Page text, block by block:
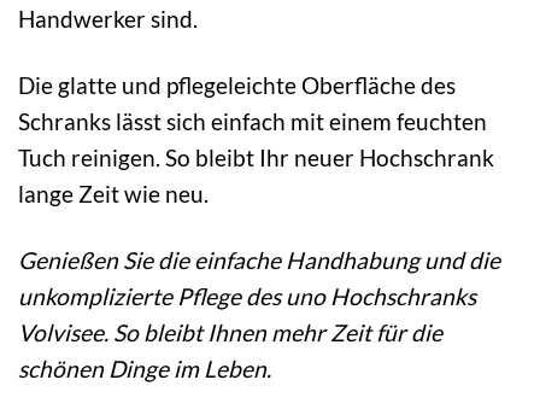
Handwerker sind.
Die glatte und pflegeleichte Oberfläche des
Schranks lässt sich einfach mit einem feuchten
Tuch reinigen. So bleibt Ihr neuer Hochschrank
lange Zeit wie neu.
Genießen Sie die einfache Handhabung und die
unkomplizierte Pflege des uno Hochschranks
Volvisee. So bleibt Ihnen mehr Zeit für die
schönen Dinge im Leben.